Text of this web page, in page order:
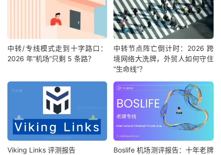
中转/专线模式走到十字路口：
2026 年“机场”只剩 5 条路？
中转节点阵亡倒计时：2026 跨
境网络大洗牌，外贸人如何守住
“生命线”？
Viking Links 评测报告
Boslife 机场测评报告：十年老牌